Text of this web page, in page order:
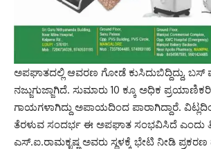
ಅಪಘಾತದಲ್ಲಿ ಆವರಣ ಗೋಡೆ ಕುಸಿದುಬಿದ್ದಿದ್ದು, ಬಸ್
ನಜ್ಜುಗುಜ್ಜಾಗಿದೆ. ಸುಮಾರು 10 ಕ್ಕೂ ಅಧಿಕ
ಗಾಯಗಳಾಗಿದ್ದು ಅಪಾಯದಿಂದ ಪಾರಾಗಿದ್ದಾರೆ.
ತೆರಳುವ ಸಂದರ್ಭ ಈ ಅಪಘಾತ ಸಂಭವಿಸಿದೆ ಎಂದು
ಎಸ್.ಐ.ರಾಮಕೃಷ್ಣ ಅವರು ಸ್ಥಳಕ್ಕೆ ಭೇಟಿ ನೀಡಿ